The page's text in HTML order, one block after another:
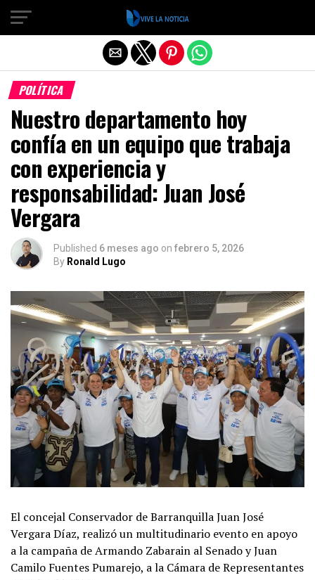
POLÍTICA
Nuestro departamento hoy
confía en un equipo que trabaja
con experiencia y
responsabilidad: Juan José
Vergara
Published 6 meses ago on febrero 5, 2026
By Ronald Lugo
El concejal Conservador de Barranquilla Juan José
Vergara Díaz, realizó un multitudinario evento en apoyo
a la campaña de Armando Zabarain al Senado y Juan
Camilo Fuentes Pumarejo, a la Cámara de Representantes
Salir de la versión móvil